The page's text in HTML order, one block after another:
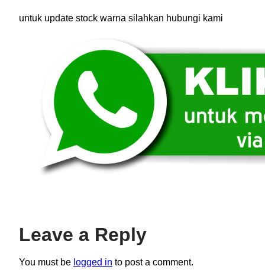
untuk update stock warna silahkan hubungi kami
Leave a Reply
You must be logged in to post a comment.